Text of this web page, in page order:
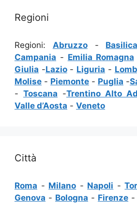
Regioni
Regioni: Abruzzo-
Campania - Emilia Romagna
Giulia -Lazio- Liguria -
Molise - Piemonte - Puglia -
- Toscana -Trentino Alto
Valle d’Aosta - Veneto
Città
Roma - Milano - Napoli -
Genova - Bologna - Firenze -